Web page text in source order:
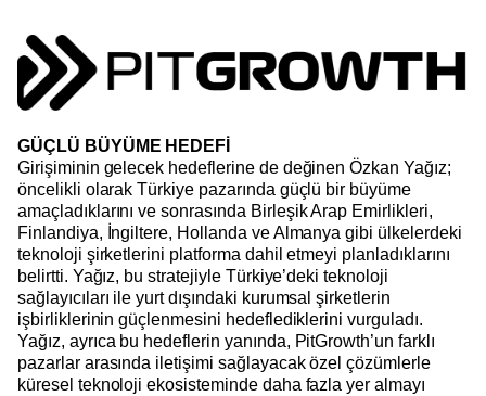
GÜÇLÜ BÜYÜME HEDEFİ
Girişiminin gelecek hedeflerine de değinen Özkan Yağız;
öncelikli olarak Türkiye pazarında güçlü bir büyüme
amaçladıklarını ve sonrasında Birleşik Arap Emirlikleri,
Finlandiya, İngiltere, Hollanda ve Almanya gibi ülkelerdeki
teknoloji şirketlerini platforma dahil etmeyi planladıklarını
belirtti. Yağız, bu stratejiyle Türkiye’deki teknoloji
sağlayıcıları ile yurt dışındaki kurumsal şirketlerin
işbirliklerinin güçlenmesini hedeflediklerini vurguladı.
Yağız, ayrıca bu hedeflerin yanında, PitGrowth’un farklı
pazarlar arasında iletişimi sağlayacak özel çözümlerle
küresel teknoloji ekosisteminde daha fazla yer almayı